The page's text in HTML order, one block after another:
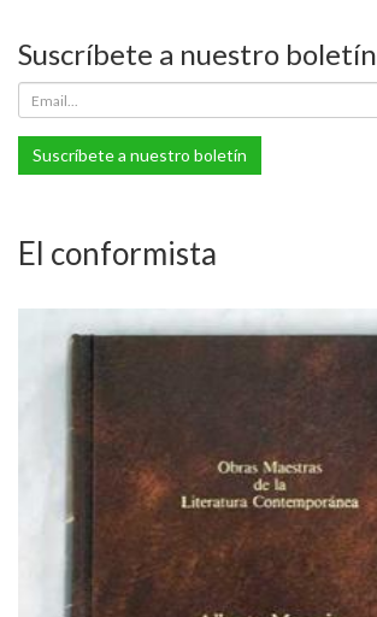
Suscríbete a nuestro boletín
Suscríbete a nuestro boletín
El conformista